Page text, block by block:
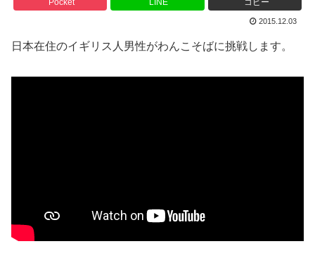
Pocket LINE コピー
2015.12.03
日本在住のイギリス人男性がわんこそばに挑戦します。